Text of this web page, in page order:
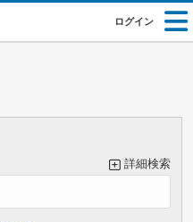
ログイン
詳細検索